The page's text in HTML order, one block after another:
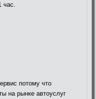
час.
потому что
на рынке автоуслуг